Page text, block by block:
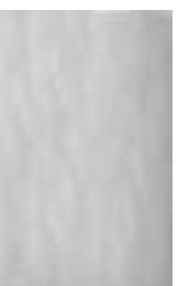
الخميس 6 أغسطس 2026 10:27 ص